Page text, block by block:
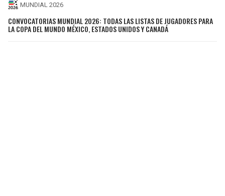
MUNDIAL 2026
CONVOCATORIAS MUNDIAL 2026: TODAS LAS LISTAS DE JUGADORES PARA
LA COPA DEL MUNDO MÉXICO, ESTADOS UNIDOS Y CANADÁ